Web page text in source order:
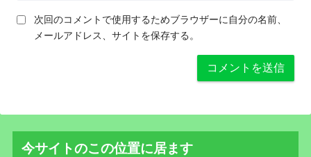
次回のコメントで使用するためブラウザーに自分の名前、
メールアドレス、サイトを保存する。
今サイトのこの位置に居ます